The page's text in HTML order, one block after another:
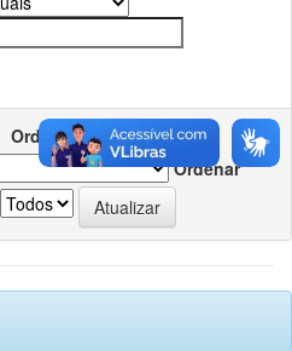
Ordenar registros por
Ordenar